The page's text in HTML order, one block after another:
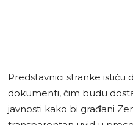
Predstavnici stranke ističu
dokumenti, čim budu
javnosti kako bi građani